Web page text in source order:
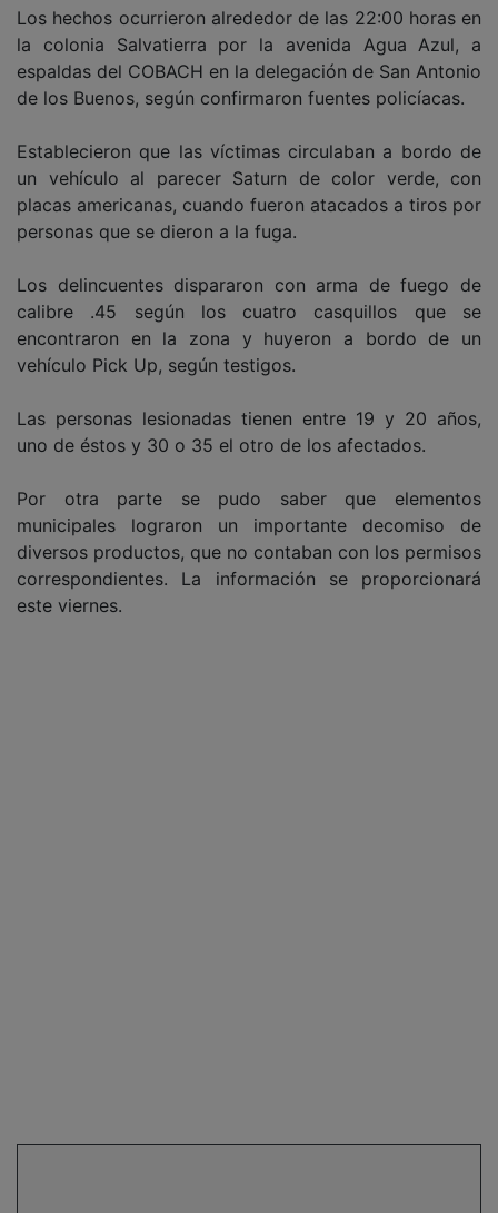
Los hechos ocurrieron alrededor de las 22:00 horas en
la colonia Salvatierra por la avenida Agua Azul, a
espaldas del COBACH en la delegación de San Antonio
de los Buenos, según confirmaron fuentes policíacas.
Establecieron que las víctimas circulaban a bordo de
un vehículo al parecer Saturn de color verde, con
placas americanas, cuando fueron atacados a tiros por
personas que se dieron a la fuga.
Los delincuentes dispararon con arma de fuego de
calibre .45 según los cuatro casquillos que se
encontraron en la zona y huyeron a bordo de un
vehículo Pick Up, según testigos.
Las personas lesionadas tienen entre 19 y 20 años,
uno de éstos y 30 o 35 el otro de los afectados.
Por otra parte se pudo saber que elementos
municipales lograron un importante decomiso de
diversos productos, que no contaban con los permisos
correspondientes. La información se proporcionará
este viernes.